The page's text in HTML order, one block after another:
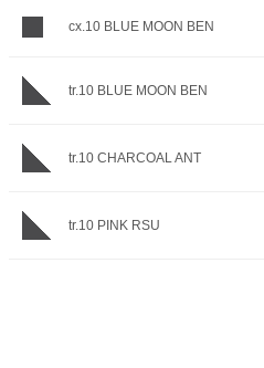
cx.10 BLUE MOON BEN
tr.10 BLUE MOON BEN
tr.10 CHARCOAL ANT
tr.10 PINK RSU